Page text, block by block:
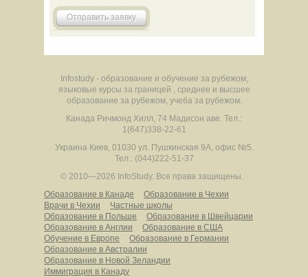
Отправить заявку
Infostudy - образование и обучение за рубежом,
языковые курсы за границей , среднее и высшее
образование за рубежом, учеба за рубежом.
Канада Ричмонд Хилл, 74 Мадисон аве. Тел.:
1(647)338-22-61
Украина Киев, 01030 ул. Пушкинская 9А, офис №5.
Тел.: (044)222-51-37
© 2010—2026 InfoStudy. Все права защищены.
Образование в Канаде
Образование в Чехии
Врачи в Чехии
Частные школы
Образование в Польше
Образование в Швейцарии
Образование в Англии
Образование в США
Обучение в Европе
Образование в Германии
Образование в Австралии
Образование в Новой Зеландии
Иммиграция в Канаду